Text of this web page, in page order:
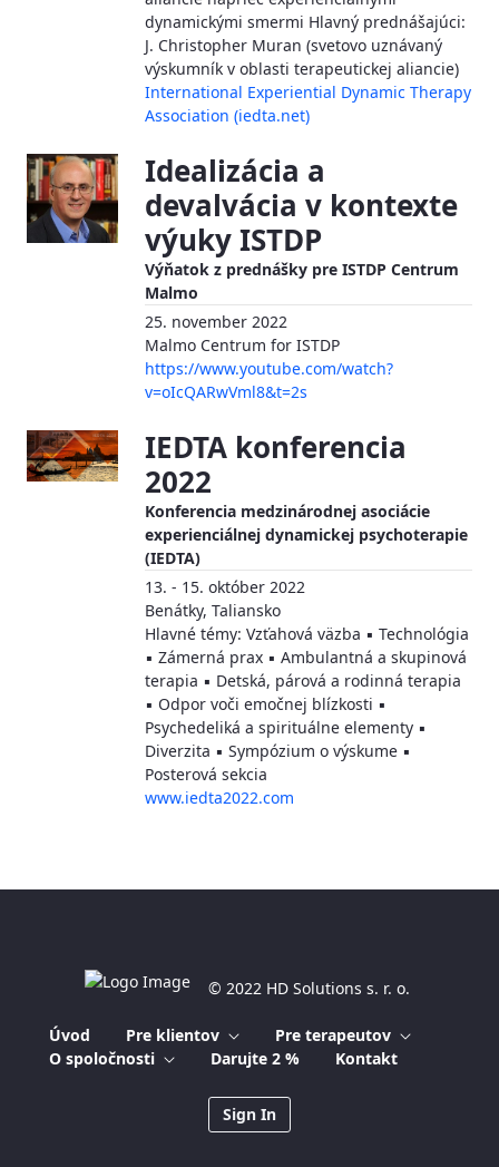
dynamickými smermi Hlavný prednášajúci:
J. Christopher Muran (svetovo uznávaný
výskumník v oblasti terapeutickej aliancie)
International Experiential Dynamic Therapy
Association (iedta.net)
Idealizácia a
devalvácia v kontexte
výuky ISTDP
Výňatok z prednášky pre ISTDP Centrum
Malmo
25. november 2022
Malmo Centrum for ISTDP
https://www.youtube.com/watch?
v=oIcQARwVml8&t=2s
IEDTA konferencia
2022
Konferencia medzinárodnej asociácie
experienciálnej dynamickej psychoterapie
(IEDTA)
13. - 15. október 2022
Benátky, Taliansko
Hlavné témy: Vzťahová väzba ▪ Technológia
▪ Zámerná prax ▪ Ambulantná a skupinová
terapia ▪ Detská, párová a rodinná terapia
▪ Odpor voči emočnej blízkosti ▪
Psychedeliká a spirituálne elementy ▪
Diverzita ▪ Sympózium o výskume ▪
Posterová sekcia
www.iedta2022.com
© 2022 HD Solutions s. r. o.
Úvod Pre klientov
Pre terapeutov
O spoločnosti
Darujte 2 % Kontakt
Sign In